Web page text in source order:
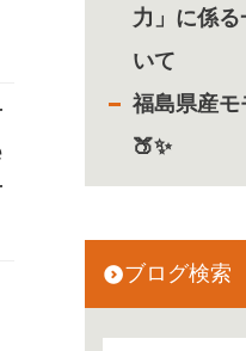
力」に係
いて
福島県産モ
🍑✨
ブログ検索